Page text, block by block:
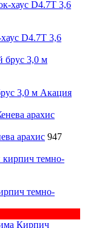
D4.7T 3,6
3,0 м Акация
арахис 947
темно-